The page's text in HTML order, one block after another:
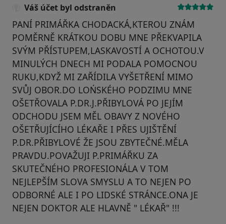
Váš účet byl odstraněn
PANÍ PRIMÁŘKA CHODACKÁ,KTEROU ZNÁM
POMĚRNĚ KRÁTKOU DOBU MNE PŘEKVAPILA
SVÝM PŘÍSTUPEM,LASKAVOSTÍ A OCHOTOU.V
MINULÝCH DNECH MI PODALA POMOCNOU
RUKU,KDYŽ MI ZAŘÍDILA VYŠETŘENÍ MIMO
SVŮJ OBOR.DO LOŃSKÉHO PODZIMU MNE
OŠETŘOVALA P.DR.J.PŘIBYLOVÁ PO JEJÍM
ODCHODU JSEM MĚL OBAVY Z NOVÉHO
OŠETŘUJÍCÍHO LÉKAŘE I PŘES UJIŠTĚNÍ
P.DR.PŘIBYLOVÉ ŽE JSOU ZBYTEČNÉ.MĚLA
PRAVDU.POVAŽUJI P.PRIMÁŘKU ZA
SKUTEČNÉHO PROFESIONÁLA V TOM
NEJLEPŠÍM SLOVA SMYSLU A TO NEJEN PO
ODBORNÉ ALE I PO LIDSKÉ STRÁNCE.ONA JE
NEJEN DOKTOR ALE HLAVNĚ " LÉKAŘ" !!!